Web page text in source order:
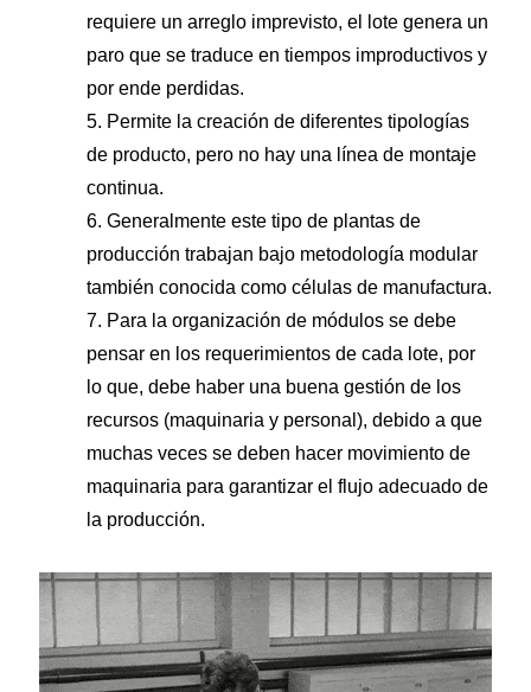
requiere un arreglo imprevisto, el lote genera un
paro que se traduce en tiempos improductivos y
por ende perdidas.
5. Permite la creación de diferentes tipologías
de producto, pero no hay una línea de montaje
continua.
6. Generalmente este tipo de plantas de
producción trabajan bajo metodología modular
también conocida como células de manufactura.
7. Para la organización de módulos se debe
pensar en los requerimientos de cada lote, por
lo que, debe haber una buena gestión de los
recursos (maquinaria y personal), debido a que
muchas veces se deben hacer movimiento de
maquinaria para garantizar el flujo adecuado de
la producción.